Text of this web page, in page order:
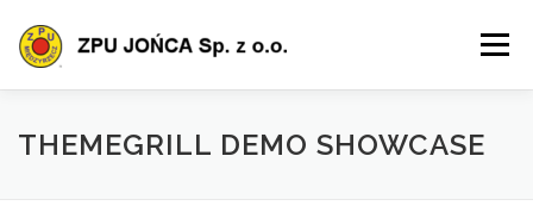
treści
Menu
O FIRMIE OFERTA PRODUKTY SZKOLENIA
THEMEGRILL DEMO SHOWCASE